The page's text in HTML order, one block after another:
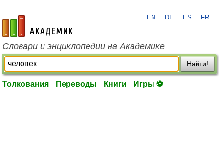
academic.ru
EN DE ES FR
Словари и энциклопедии на Академике
Найти!
Толкования Переводы Книги Игры ⚽